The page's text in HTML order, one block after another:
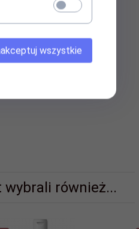
również...
wszystkie